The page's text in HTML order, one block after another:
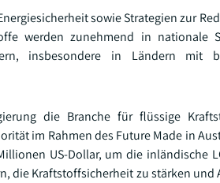
sowie Strategien zur
werden zunehmend in nationale
insbesondere in Ländern mit
die Branche für flüssige
im Rahmen des Future Made in
US-Dollar, um die inländische
die Kraftstoffsicherheit zu stärken